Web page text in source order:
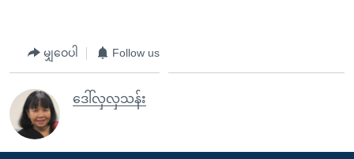
မျှဝေပါ Follow us
ဒေါ်လှလှသန်း